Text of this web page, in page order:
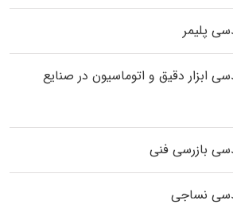
پلیمر
ابزار دقیق و اتوماسیون در صنایع
بازرسی فنی
نساجی